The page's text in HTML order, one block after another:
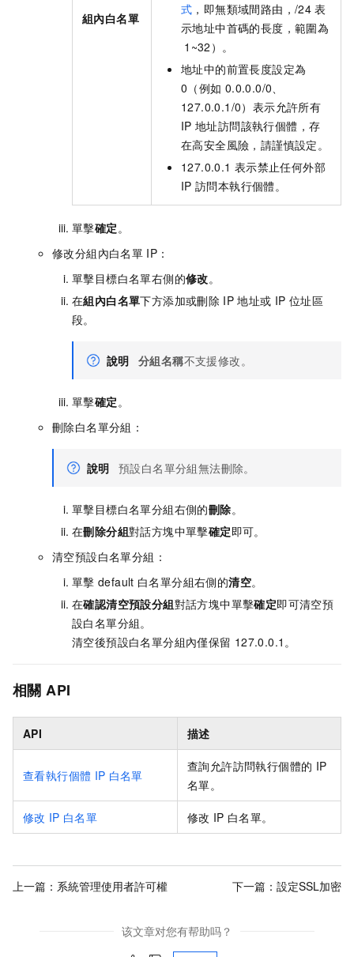
組內白名單
式 ，即無類域間路由，/24 表
示地址中首碼的長度，範圍為
1~32）。
地址中的前置長度設定為
0（例如 0.0.0.0/0、
127.0.0.1/0）表示允許所有
IP 地址訪問該執行個體，存
在高安全風險，請謹慎設定。
127.0.0.1 表示禁止任何外部
IP 訪問本執行個體。
單擊確定。
修改分組內白名單 IP：
單擊目標白名單右側的修改。
在組內白名單下方添加或刪除 IP 地址或 IP 位址區
段。
說明 分組名稱不支援修改。
單擊確定。
刪除白名單分組：
說明 預設白名單分組無法刪除。
單擊目標白名單分組右側的刪除。
在刪除分組對話方塊中單擊確定即可。
清空預設白名單分組：
單擊 default 白名單分組右側的清空。
在確認清空預設分組對話方塊中單擊確定即可清空預
設白名單分組。
清空後預設白名單分組內僅保留 127.0.0.1。
相關 API
API 描述
查看執行個體 IP 白名單
查詢允許訪問執行個體的 IP
名單。
修改 IP 白名單 修改 IP 白名單。
上一篇： 系統管理使用者許可權 下一篇： 設定SSL加密
该文章对您有帮助吗？